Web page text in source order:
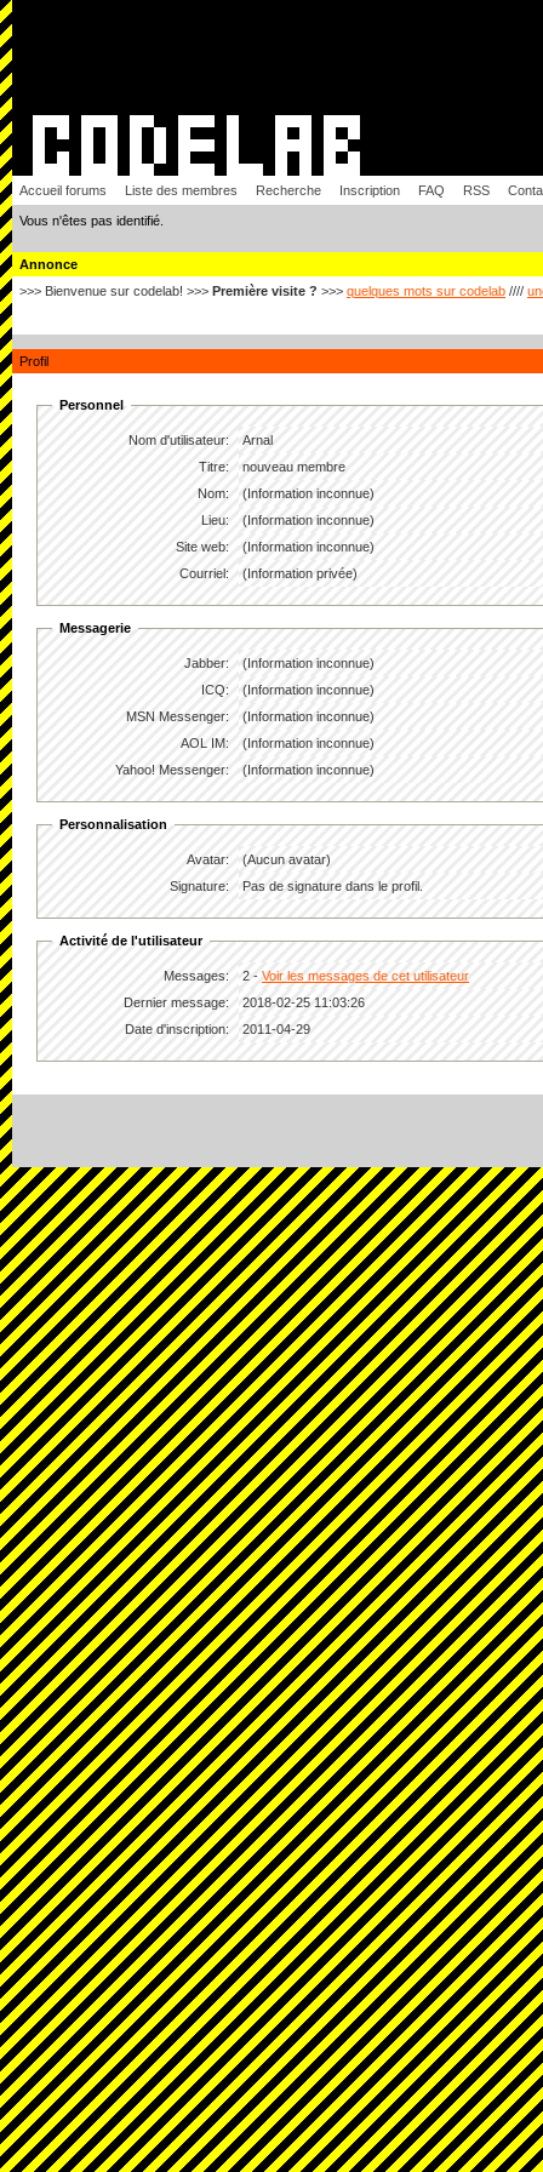
Accueil forums Liste des membres Recherche Inscription FAQ RSS
Vous n'êtes pas identifié.
Annonce
>>> Bienvenue sur codelab! >>> Première visite ? >>> quelques mots sur codelab ////
Profil
Personnel
Nom d'utilisateur:
Arnal
Titre:
nouveau membre
Nom:
(Information inconnue)
Lieu:
(Information inconnue)
Site web:
(Information inconnue)
Courriel:
(Information privée)
Messagerie
Jabber:
(Information inconnue)
ICQ:
(Information inconnue)
MSN Messenger:
(Information inconnue)
AOL IM:
(Information inconnue)
Yahoo! Messenger:
(Information inconnue)
Personnalisation
Avatar:
(Aucun avatar)
Signature:
Pas de signature dans le profil.
Activité de l'utilisateur
Messages: 2 - Voir les messages de cet utilisateur
Dernier message:
2018-02-25 11:03:26
Date d'inscription:
2011-04-29